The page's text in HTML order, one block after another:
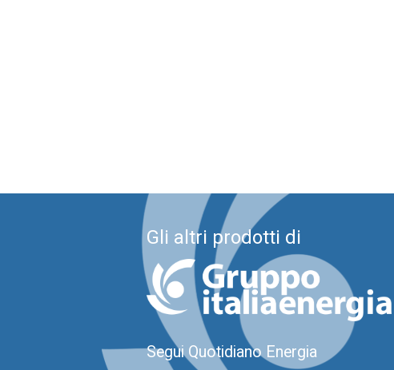
Gli altri prodotti di
Segui Quotidiano Energia